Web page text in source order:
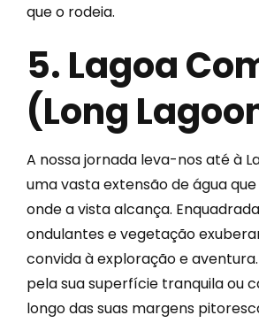
que o rodeia.
5. Lagoa
(Long
A nossa jornada leva-nos até à
uma vasta extensão de água
onde a vista alcança.
ondulantes e vegetação
convida à exploração e
pela sua superfície tranquila ou
longo das suas margens